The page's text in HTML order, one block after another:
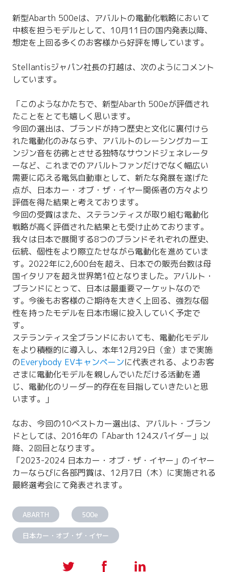
新型Abarth 500eは、アバルトの電動化戦略において
中核を担うモデルとして、10月11日の国内発表以降、
想定を上回る多くのお客様から好評を博しています。
Stellantisジャパン社長の打越は、次のようにコメント
しています。
「このようなかたちで、新型Abarth 500eが評価され
たことをとても嬉しく思います。
今回の選出は、ブランドが持つ歴史と文化に裏付けら
れた電動化のみならず、アバルトのレーシングカーエ
ンジン音を彷彿とさせる独特なサウンドジェネレータ
ーなど、これまでのアバルトファンだけでなく幅広い
需要に応える電気自動車として、新たな発展を遂げた
点が、日本カー・オブ・ザ・イヤー関係者の方々より
評価を得た結果と考えております。
今回の受賞はまた、ステランティスが取り組む電動化
戦略が高く評価された結果とも受け止めております。
我々は日本で展開する8つのブランドそれぞれの歴史、
伝統、個性をより際立たせながら電動化を進めていま
す。2022年に2,600台を超え、日本での販売台数は母
国イタリアを超え世界第1位となりました。アバルト・
ブランドにとって、日本は最重要マーケットなので
す。今後もお客様のご期待を大きく上回る、強烈な個
性を持ったモデルを日本市場に投入していく予定で
す。
ステランティス全ブランドにおいても、電動化モデル
をより積極的に導入し、本年12月29日（金）まで実施
のEverybody EVキャンペーンに代表される、よりお客
さまに電動化モデルを親しんでいただける活動を通
じ、電動化のリーダー的存在を目指していきたいと思
います。」
なお、今回の10ベストカー選出は、アバルト・ブラン
ドとしては、2016年の「Abarth 124スパイダー」以
降、2回目となります。
「2023-2024 日本カー・オブ・ザ・イヤー」のイヤー
カーならびに各部門賞は、12月7日（木）に実施される
最終選考会にて発表されます。
ABARTH 500e
日本カー・オブ・ザ・イヤー